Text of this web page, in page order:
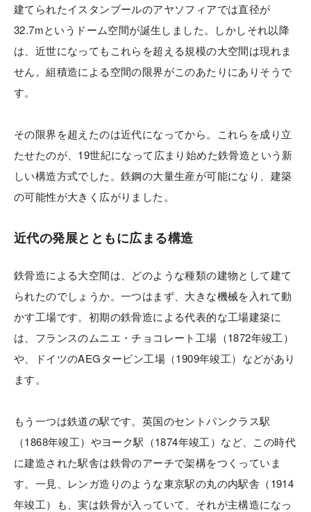
建てられたイスタンブールのアヤソフィアでは直径が
32.7mというドーム空間が誕生しました。しかしそれ以降
は、近世になってもこれらを超える規模の大空間は現れま
せん。組積造による空間の限界がこのあたりにありそうで
す。
その限界を超えたのは近代になってから。これらを成り立
たせたのが、19世紀になって広まり始めた鉄骨造という新
しい構造方式でした。鉄鋼の大量生産が可能になり、建築
の可能性が大きく広がりました。
近代の発展とともに広まる構造
鉄骨造による大空間は、どのような種類の建物として建て
られたのでしょうか。一つはまず、大きな機械を入れて動
かす工場です。初期の鉄骨造による代表的な工場建築に
は、フランスのムニエ・チョコレート工場（1872年竣工）
や、ドイツのAEGタービン工場（1909年竣工）などがあり
ます。
もう一つは鉄道の駅です。英国のセントパンクラス駅
（1868年竣工）やヨーク駅（1874年竣工）など、この時代
に建造された駅舎は鉄骨のアーチで架構をつくっていま
す。一見、レンガ造りのような東京駅の丸の内駅舎（1914
年竣工）も、実は鉄骨が入っていて、それが主構造になっ